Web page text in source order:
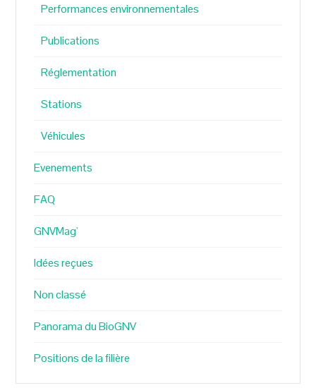
Performances environnementales
Publications
Réglementation
Stations
Véhicules
Evenements
FAQ
GNVMag'
Idées reçues
Non classé
Panorama du BioGNV
Positions de la filière